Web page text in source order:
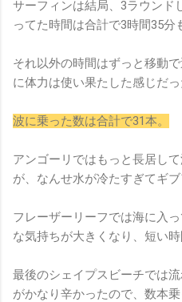
サーフィンは結局、3ラウンド
ってた時間は合計で3時間35分
それ以外の時間はずっと移動
に体力は使い果たした感じだっ
波に乗った数は合計で31本。
アンゴーリではもっと長居し
が、なんせ水が冷たすぎてギブ
フレーザーリーフでは海に入
な気持ちが大きくなり、短い
最後のシェイプスビーチでは
がかなり辛かったので、数本